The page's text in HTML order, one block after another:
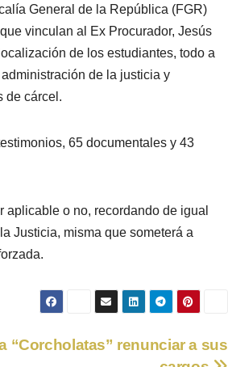
General de la República (FGR)
vinculan al Ex Procurador, Jesús
de los estudiantes, todo a
de la justicia y
de cárcel.
65 documentales y 43
o no, recordando de igual
Justicia, misma que someterá a
“Corcholatas” renunciar a sus